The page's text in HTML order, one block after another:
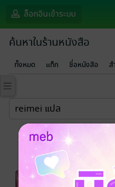
ล็อกอินเข้าระบบ
ค้นหาในร้านหนังสือ
ทั้งหมด แท็ก ชื่อหนังสือ ส